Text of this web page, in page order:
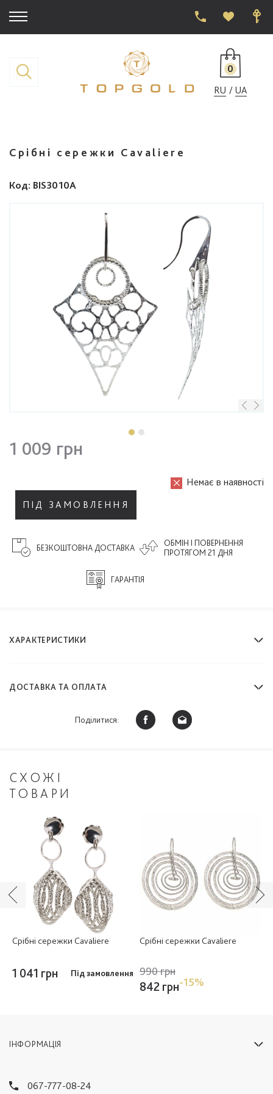
0
RU
UA
Срібні сережки Cavaliere
Код: BIS3010A
1 009 грн
Немає в наявності
ПІД ЗАМОВЛЕННЯ
ОБМІН І ПОВЕРНЕННЯ
ПРОТЯГОМ 21 ДНЯ
ГАРАНТІЯ
БЕЗКОШТОВНА ДОСТАВКА
ХАРАКТЕРИСТИКИ
ДОСТАВКА ТА ОПЛАТА
Поділитися:
СХОЖІ
ТОВАРИ
Срібні сережки Cavaliere
1 041 грн Під замовлення
Срібні сережки Cavaliere
990 грн
842 грн-15%
ІНФОРМАЦІЯ
067-777-08-24